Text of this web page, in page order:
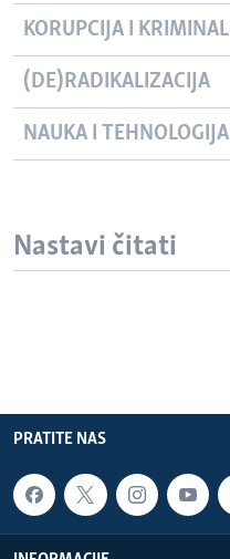
KORUPCIJA I KRIMINAL
(DE)RADIKALIZACIJA
NAUKA I TEHNOLOGIJA
Nastavi čitati
PRATITE NAS